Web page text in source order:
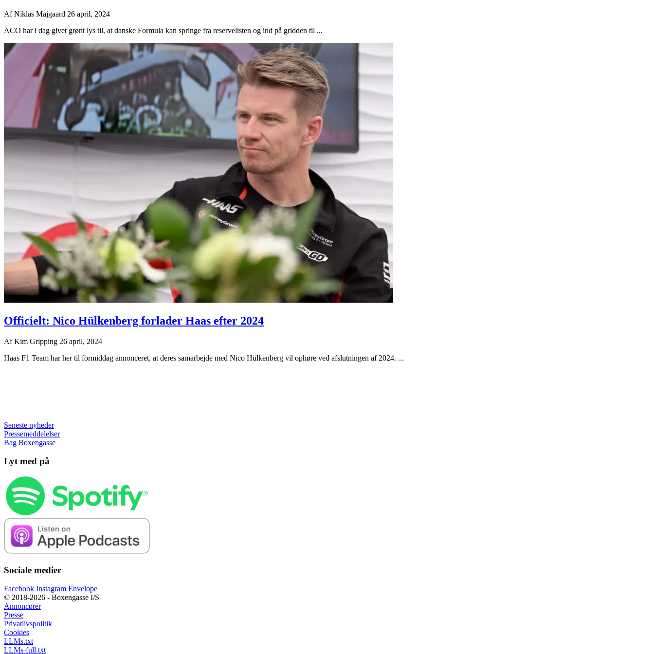
AfNiklas Majgaard 26 april, 2024
ACO har i dag givet grønt lys til, at danske Formula kan springe fra reservelisten og ind på gridden til ...
Officielt: Nico Hülkenberg forlader Haas efter 2024
AfKim Gripping 26 april, 2024
Haas F1 Team har her til formiddag annonceret, at deres samarbejde med Nico Hülkenberg vil ophøre ved afslutningen af 2024. ...
Seneste nyheder
Pressemeddelelser
Bag Boxengasse
Lyt med på
Sociale medier
Facebook Instagram Envelope
© 2018-2026 - Boxengasse I/S
Annoncører
Presse
Privatlivspolitik
Cookies
LLMs.txt
LLMs-full.txt